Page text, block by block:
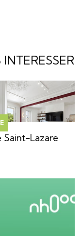
Saint-Lazare